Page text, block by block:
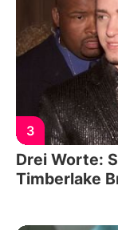
3
Drei Worte:
Timberlake